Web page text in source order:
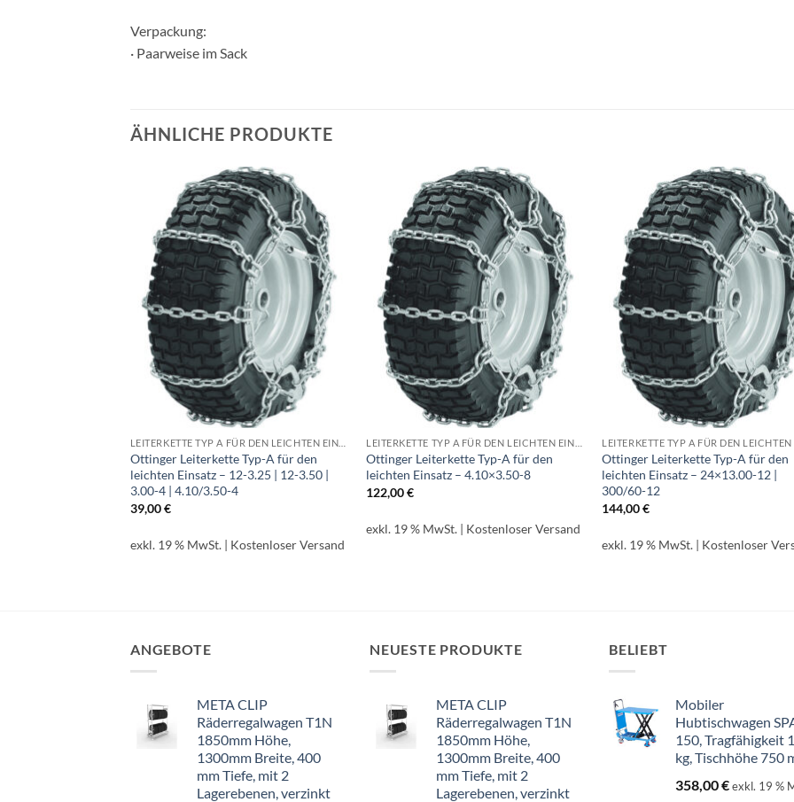
Verpackung:
· Paarweise im Sack
ÄHNLICHE PRODUKTE
Ottinger Leiterkette Typ-A für den
leichten Einsatz – 12-3.25 | 12-3.50 |
3.00-4 | 4.10/3.50-4
39,00€
exkl. 19 % MwSt. | Kostenloser Versand
Ottinger Leiterkette Typ-A für den
leichten Einsatz – 4.10×3.50-8
122,00€
exkl. 19 % MwSt. | Kostenloser Versand
Ottinger Leiterkette Typ-A für den
leichten Einsatz – 24×13.00-12 |
300/60-12
144,00€
exkl. 19 % MwSt. | Kostenloser
ANGEBOTE
META CLIP
Räderregalwagen T1N
1850mm Höhe,
1300mm Breite, 400
mm Tiefe, mit 2
Lagerebenen, verzinkt
NEUESTE PRODUKTE
META CLIP
Räderregalwagen T1N
1850mm Höhe,
1300mm Breite, 400
mm Tiefe, mit 2
Lagerebenen, verzinkt
BELIEBT
Mobiler
Hubtischwagen
150, Tragfähigkeit
kg, Tischhöhe 750
358,00€exkl. 19 %